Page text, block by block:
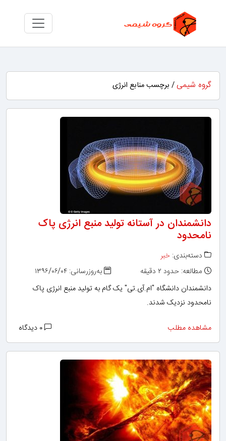
گروه شیمی / برچسب منابع انرژی
دانشمندان در آستانه تولید منبع انرژی پاک
نامحدود
دسته‌بندی: خبر
مطالعه: حدود ۲ دقیقه
به‌روزرسانی: ۱۳۹۶/۰۶/۰۴
دانشمندان دانشگاه "ام‌.آی‌.تی" یک گام به تولید منبع انرژی پاک
نامحدود نزدیک شدند.
مشاهده مطلب